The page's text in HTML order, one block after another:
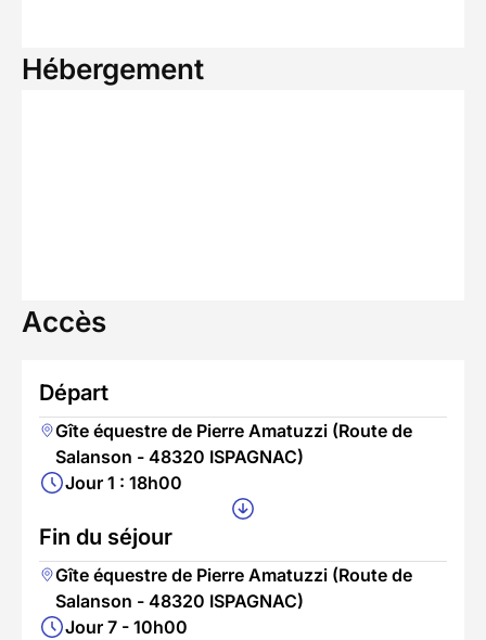
Hébergement
Accès
Départ
Gîte équestre de Pierre Amatuzzi (Route de
Salanson - 48320 ISPAGNAC)
Jour 1 : 18h00
Fin du séjour
Gîte équestre de Pierre Amatuzzi (Route de
Salanson - 48320 ISPAGNAC)
Jour 7 - 10h00